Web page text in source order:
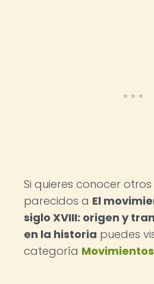
Si quieres conocer
parecidos a El
siglo XVIII: origen y
en la historia puedes
categoría